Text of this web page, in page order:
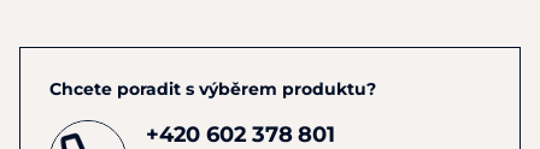
Chcete poradit s výběrem produktu?
+420 602 378 801